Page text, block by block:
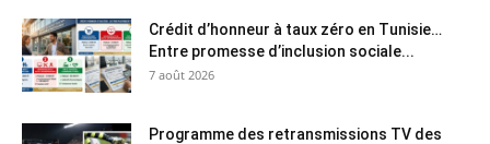
Crédit d’honneur à taux zéro en Tunisie…
Entre promesse d’inclusion sociale...
7 août 2026
Programme des retransmissions TV des